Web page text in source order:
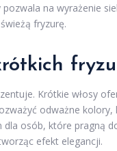
na wyrażenie
fryzurę.
Krótkie włosy
odważne
dla osób, które pragną
efekt elegancji.